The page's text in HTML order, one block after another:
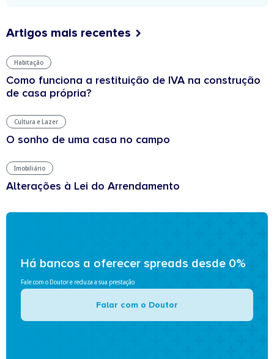
Artigos mais recentes
Habitação
Como funciona a restituição de IVA na construção
de casa própria?
Cultura e Lazer
O sonho de uma casa no campo
Imobiliário
Alterações à Lei do Arrendamento
Há bancos a oferecer spreads desde 0%
Fale com o Doutor e reduza a sua prestação
Falar com o Doutor